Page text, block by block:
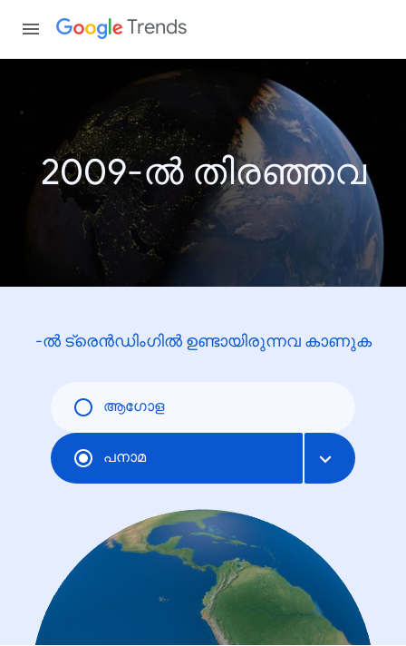
Trends
2009-ൽ തിരഞ്ഞവ
-ൽ ട്രെൻഡിംഗിൽ ഉണ്ടായിരുന്നവ കാണുക
ആഗോള
പനാമ